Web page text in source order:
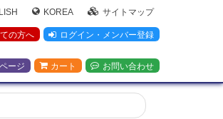
KOREA サイトマップ
の方へ ログイン・メンバー登録
ージ カート お問い合わせ